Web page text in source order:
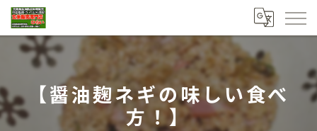
【醤油麹ネギの味しい食べ
方！】